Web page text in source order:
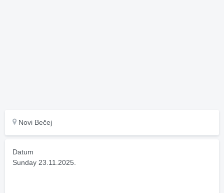
Novi Bečej
Datum
Sunday 23.11.2025.